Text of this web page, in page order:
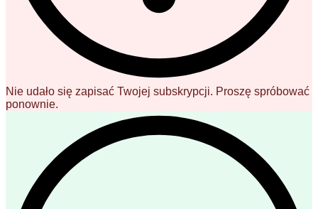
Nie udało się zapisać Twojej subskrypcji. Proszę spróbować
ponownie.